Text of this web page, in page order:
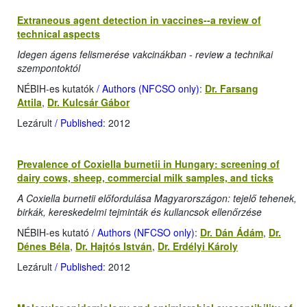
Extraneous agent detection in vaccines--a review of
technical aspects
Idegen ágens felismerése vakcinákban - review a technikai
szempontoktól
NÉBIH-es kutatók / Authors (NFCSO only): Dr. Farsang
Attila, Dr. Kulcsár Gábor
Lezárult / Published: 2012
Prevalence of Coxiella burnetii in Hungary: screening of
dairy cows, sheep, commercial milk samples, and ticks
A Coxiella burnetii előfordulása Magyarországon: tejelő tehenek,
birkák, kereskedelmi tejminták és kullancsok ellenőrzése
NÉBIH-es kutató / Authors (NFCSO only): Dr. Dán Ádám, Dr.
Dénes Béla, Dr. Hajtós István, Dr. Erdélyi Károly
Lezárult / Published: 2012